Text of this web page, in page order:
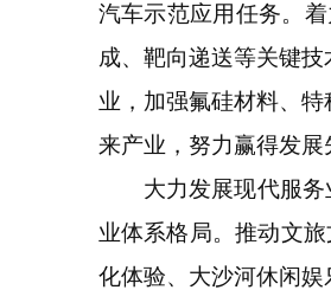
汽车示范应用任务。
成、靶向递送等关键
业，加强氟硅材料、
来产业，努力赢得发
大力发展现代服务业
业体系格局。推动文
化体验、大沙河休闲